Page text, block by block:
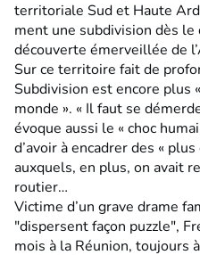
territoriale Sud et Haute
ment une subdivision dès
découverte émerveillée de
Sur ce territoire fait de
Subdivision est encore plus
monde ». « Il faut se
évoque aussi le « choc
d’avoir à encadrer des «
auxquels, en plus, on avait
routier…
Victime d’un grave drame
"dispersent façon puzzle",
mois à la Réunion, toujours